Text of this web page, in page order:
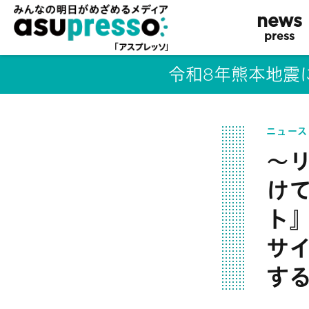
news
press
令和8年熊本地震
ニュー
～
け
ト
サ
す